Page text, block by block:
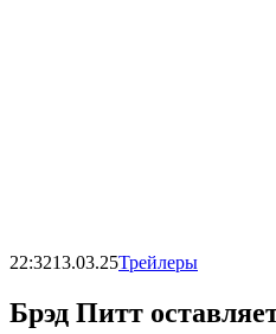
22:3213.03.25Трейлеры
Брэд Питт